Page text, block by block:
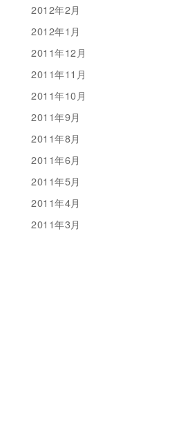
2012年2月
2012年1月
2011年12月
2011年11月
2011年10月
2011年9月
2011年8月
2011年6月
2011年5月
2011年4月
2011年3月